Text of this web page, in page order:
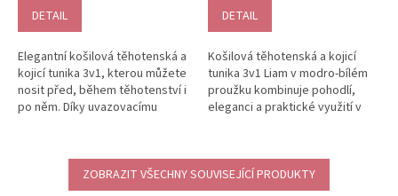
DETAIL
Elegantní košilová těhotenská a
kojicí tunika 3v1, kterou můžete
nosit před, během těhotenství i
po něm. Díky uvazovacímu
DETAIL
Košilová těhotenská a kojicí
tunika 3v1 Liam v modro‑bílém
proužku kombinuje pohodlí,
eleganci a praktické využití v
ZOBRAZIT VŠECHNY SOUVISEJÍCÍ PRODUKTY